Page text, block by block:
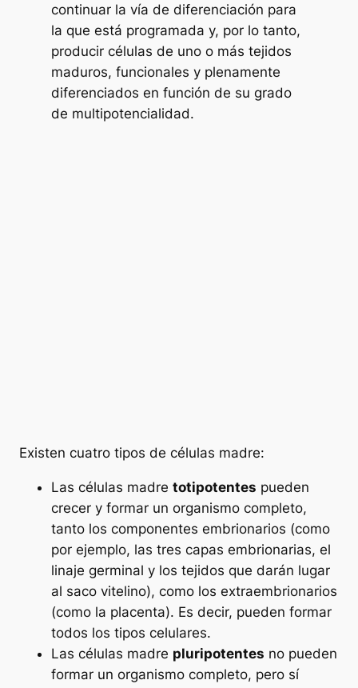
continuar la vía de diferenciación para
la que está programada y, por lo tanto,
producir células de uno o más tejidos
maduros, funcionales y plenamente
diferenciados en función de su grado
de multipotencialidad.
Existen cuatro tipos de células madre:
Las células madre totipotentes pueden
crecer y formar un organismo completo,
tanto los componentes embrionarios (como
por ejemplo, las tres capas embrionarias, el
linaje germinal y los tejidos que darán lugar
al saco vitelino), como los extraembrionarios
(como la placenta). Es decir, pueden formar
todos los tipos celulares.
Las células madre pluripotentes no pueden
formar un organismo completo, pero sí